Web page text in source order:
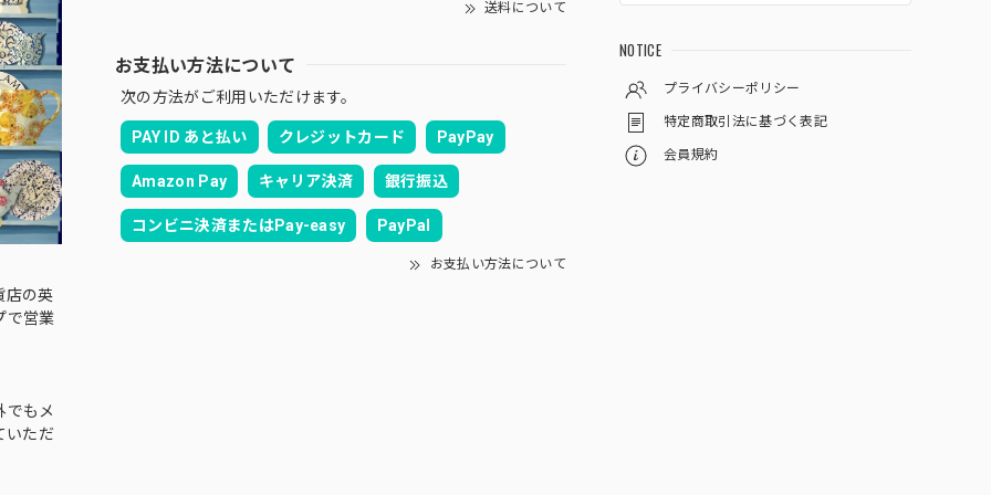
店の英
で営業
でもメ
いただ
送料について
お支払い方法について
次の方法がご利用いただけます。
PAY ID あと払い クレジットカード PayPay
Amazon Pay キャリア決済 銀行振込
コンビニ決済またはPay-easy PayPal
お支払い方法について
NOTICE
プライバシーポリシー
特定商取引法に基づく表記
会員規約